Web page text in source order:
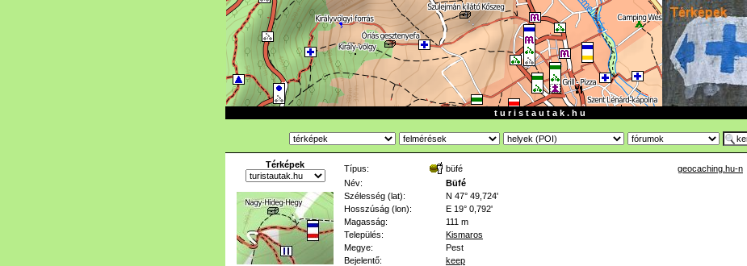
t u r i s t a u t a k . h u
Térképek Típus: büfé
geocaching.hu-n
Név:
Büfé
Szélesség (lat):
N 47° 49,724'
Hosszúság (lon):
E 19° 0,792'
Magasság:
111 m
Település:
Kismaros
Megye:
Pest
Bejelentő:
keep